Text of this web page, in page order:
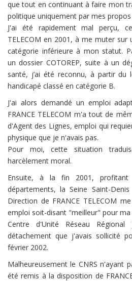
que tout en continuant à faire mon
politique uniquement par mes
J'ai été rapidement mal perçu,
TELECOM en 2001, à me muter sur
catégorie inférieure à mon statut.
un dossier COTOREP, suite à un
santé, j’ai été reconnu, à partir du
handicapé classé en catégorie B.
J'ai alors demandé un emploi
FRANCE TELECOM m'a tout de
d'Agent des Lignes, emploi qui
physique que je n'avais pas.
Pour moi, cette situation
harcèlement moral.
Ensuite, à la fin 2001,
départements, la Seine Saint-
Direction de FRANCE TELECOM
emploi soit-disant "meilleur" pour
Centre d'Unité Réseau
détachement que j'avais sollicité
février 2002.
Malheureusement le CNRS n'ayant
été remis à la disposition de